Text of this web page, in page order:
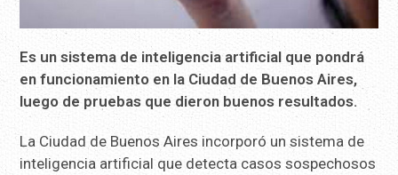
Es un sistema de inteligencia artificial que pondrá
en funcionamiento en la Ciudad de Buenos Aires,
luego de pruebas que dieron buenos resultados.
La Ciudad de Buenos Aires incorporó un sistema de
inteligencia artificial que detecta casos sospechosos